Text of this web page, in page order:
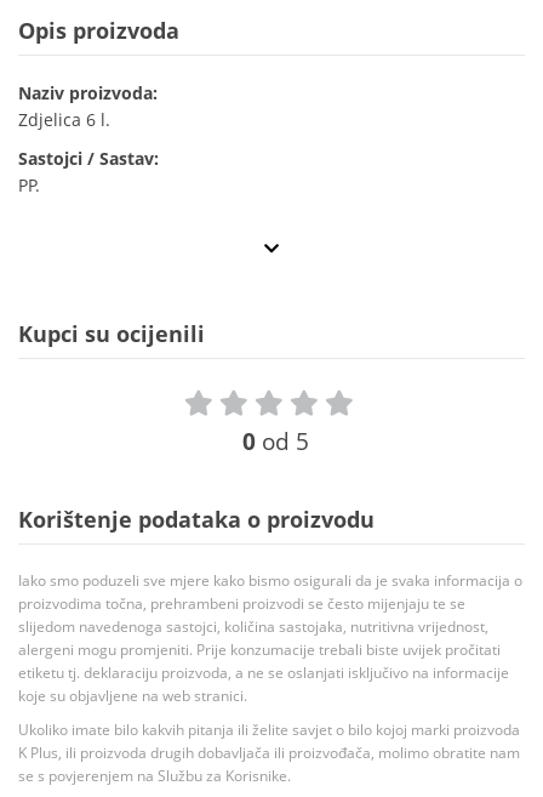
Opis proizvoda
Naziv proizvoda:
Zdjelica 6 l.
Sastojci / Sastav:
PP.
Kupci su ocijenili
0 od 5
Korištenje podataka o proizvodu
Iako smo poduzeli sve mjere kako bismo osigurali da je svaka informacija o
proizvodima točna, prehrambeni proizvodi se često mijenjaju te se
slijedom navedenoga sastojci, količina sastojaka, nutritivna vrijednost,
alergeni mogu promjeniti. Prije konzumacije trebali biste uvijek pročitati
etiketu tj. deklaraciju proizvoda, a ne se oslanjati isključivo na informacije
koje su objavljene na web stranici.
Ukoliko imate bilo kakvih pitanja ili želite savjet o bilo kojoj marki proizvoda
K Plus, ili proizvoda drugih dobavljača ili proizvođača, molimo obratite nam
se s povjerenjem na Službu za Korisnike.